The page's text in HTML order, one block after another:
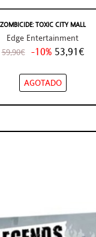
ZOMBICIDE: TOXIC CITY MALL
Edge Entertainment
59,90€ -10% 53,91€
AGOTADO